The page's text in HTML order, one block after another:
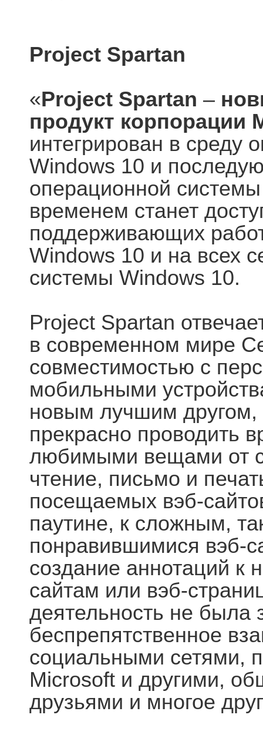
Project Spartan
«Project Spartan –
продукт корпорации
интегрирован в среду
Windows 10 и
операционной
временем станет
поддерживающих
Windows 10 и на всех
системы Windows 10.
Project Spartan
в современном мире
совместимостью с
мобильными
новым лучшим другом,
прекрасно проводить
любимыми вещами от
чтение, письмо и
посещаемых вэб-
паутине, к сложным,
понравившимися вэб-
создание аннотаций к
сайтам или вэб-
деятельность не была
беспрепятственное
социальными сетями,
Microsoft и другими,
друзьями и многое